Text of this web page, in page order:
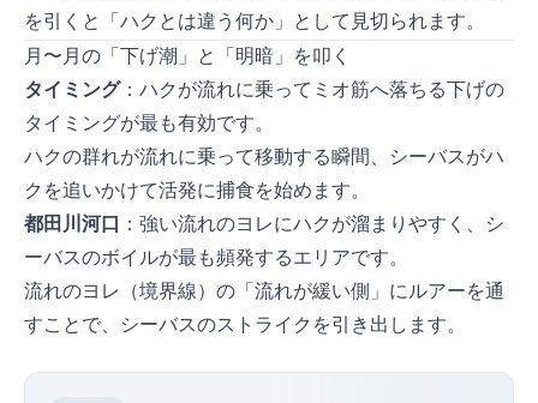
を引くと「ハクとは違う何か」として見切られます。
3月〜4月の「下げ潮」と「明暗」を叩く
タイミング：ハクが流れに乗ってミオ筋へ落ちる下げの
タイミングが最も有効です。
ハクの群れが流れに乗って移動する瞬間、シーバスがハ
クを追いかけて活発に捕食を始めます。
都田川河口
：強い流れのヨレにハクが溜まりやすく、シ
ーバスのボイルが最も頻発するエリアです。
流れのヨレ（境界線）の「流れが緩い側」にルアーを通
すことで、シーバスのストライクを引き出します。